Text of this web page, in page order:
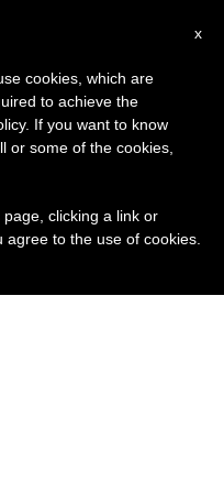
نتائج خلط الدين بالعنف!
x
cookies, which are
to achieve the
If you want to know
or some of the cookies,
clicking a link or
to the use of cookies.